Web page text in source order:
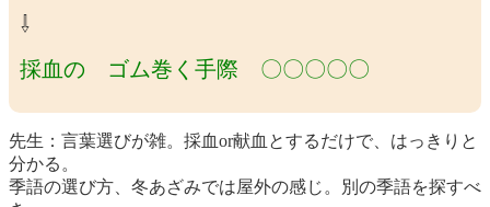
⇩
採血の ゴム巻く手際 〇〇〇〇〇
先生：言葉選びが雑。採血or献血とするだけで、はっきりと
分かる。
季語の選び方、冬あざみでは屋外の感じ。別の季語を探すべ